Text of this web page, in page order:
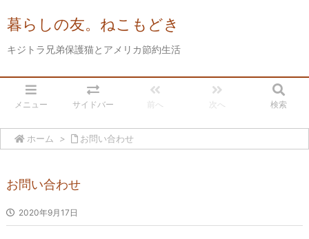
暮らしの友。ねこもどき
キジトラ兄弟保護猫とアメリカ節約生活
メニュー サイドバー 前へ 次へ 検索
ホーム > お問い合わせ
お問い合わせ
2020年9月17日